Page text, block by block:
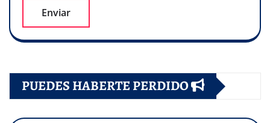
PUEDES HABERTE PERDIDO